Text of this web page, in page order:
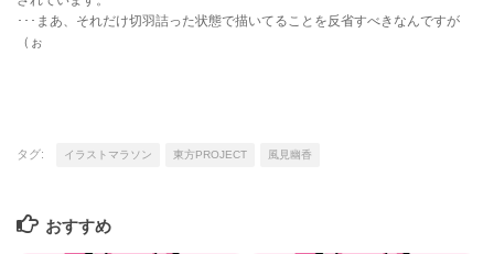
･･･まあ、それだけ切羽詰った状態で描いてることを反省すべきなんですが
（ぉ
タグ: イラストマラソン 東方PROJECT 風見幽香
おすすめ